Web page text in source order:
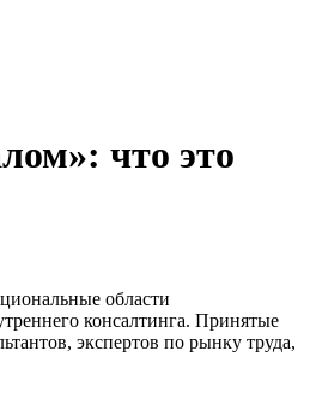
что это
области
консалтинга. Принятые
экспертов по рынку труда,